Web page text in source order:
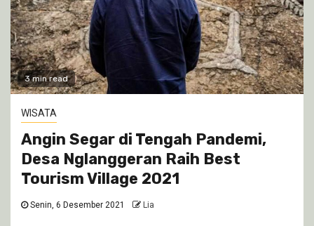
3 min read
WISATA
Angin Segar di Tengah Pandemi,
Desa Nglanggeran Raih Best
Tourism Village 2021
Senin, 6 Desember 2021 Lia